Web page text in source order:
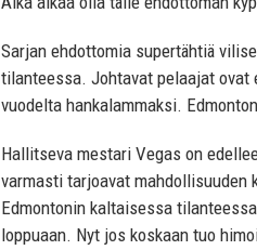
Sarjan ehdottomia supertähtiä
tilanteessa. Johtavat pelaajat ovat
vuodelta hankalammaksi.
Hallitseva mestari Vegas on
varmasti tarjoavat mahdollisuuden
Edmontonin kaltaisessa
loppuaan. Nyt jos koskaan tuo